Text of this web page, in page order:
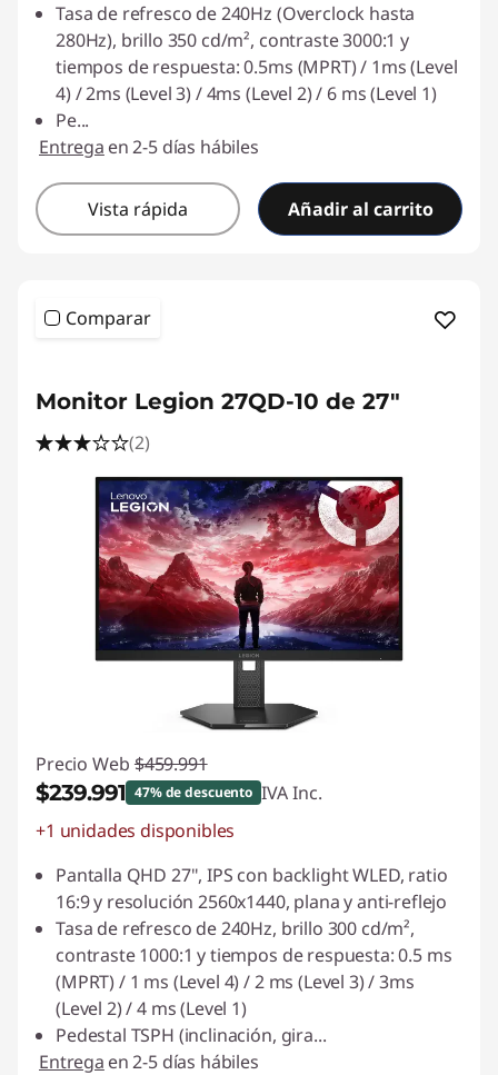
Tasa de refresco de 240Hz (Overclock hasta
280Hz), brillo 350 cd/m², contraste 3000:1 y
tiempos de respuesta: 0.5ms (MPRT) / 1ms (Level
4) / 2ms (Level 3) / 4ms (Level 2) / 6 ms (Level 1)
Pe...
Entrega en 2-5 días hábiles
Vista rápida Añadir al carrito
Comparar
Monitor Legion 27QD-10 de 27"
(2)
Precio Web $459.991
$239.991 47% de descuento IVA Inc.
Ahorros instantáneos :
+1 unidades disponibles
Pantalla QHD 27", IPS con backlight WLED, ratio
16:9 y resolución 2560x1440, plana y anti-reflejo
Tasa de refresco de 240Hz, brillo 300 cd/m²,
contraste 1000:1 y tiempos de respuesta: 0.5 ms
(MPRT) / 1 ms (Level 4) / 2 ms (Level 3) / 3ms
(Level 2) / 4 ms (Level 1)
Pedestal TSPH (inclinación, gira...
Entrega en 2-5 días hábiles